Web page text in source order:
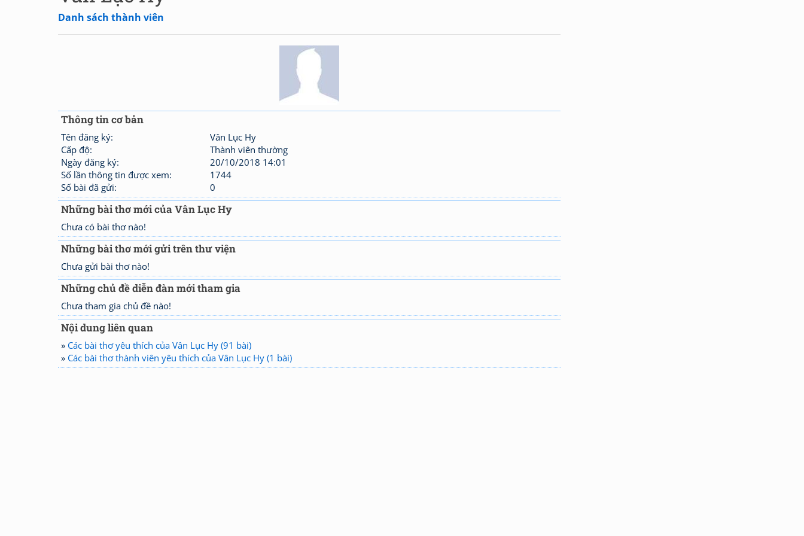
Danh sách thành viên
Thông tin cơ bản
Tên đăng ký:
Vân Lục Hy
Cấp độ:
Thành viên thường
Ngày đăng ký:
20/10/2018 14:01
Số lần thông tin được xem:
1744
Số bài đã gửi:
0
Những bài thơ mới của Vân Lục Hy
Chưa có bài thơ nào!
Những bài thơ mới gửi trên thư viện
Chưa gửi bài thơ nào!
Những chủ đề diễn đàn mới tham gia
Chưa tham gia chủ đề nào!
Nội dung liên quan
» Các bài thơ yêu thích của Vân Lục Hy (91 bài)
» Các bài thơ thành viên yêu thích của Vân Lục Hy (1 bài)